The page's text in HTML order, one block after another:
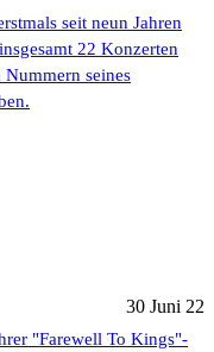
seit neun Jahren
22 Konzerten
seines
30 Juni 22
"Farewell To Kings"-